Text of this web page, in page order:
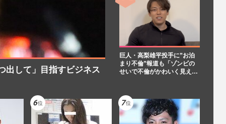
出して」目指すビジネス
巨人・高梨雄平投手に”お泊
まり不倫”報道も「ゾンビの
せいで不倫がかわいく見え…